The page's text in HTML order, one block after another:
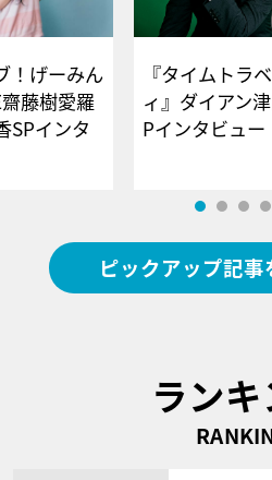
！げーみん
藤樹愛羅
SPインタ
『タイムトラ
ィ』ダイアン
Pインタ
ピックアップ記事
ラン